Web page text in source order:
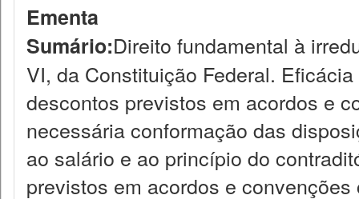
Ementa
Sumário:Direito fundamental à
VI, da Constituição Federal.
descontos previstos em acordos e
necessária conformação das
ao salário e ao princípio do
previstos em acordos e